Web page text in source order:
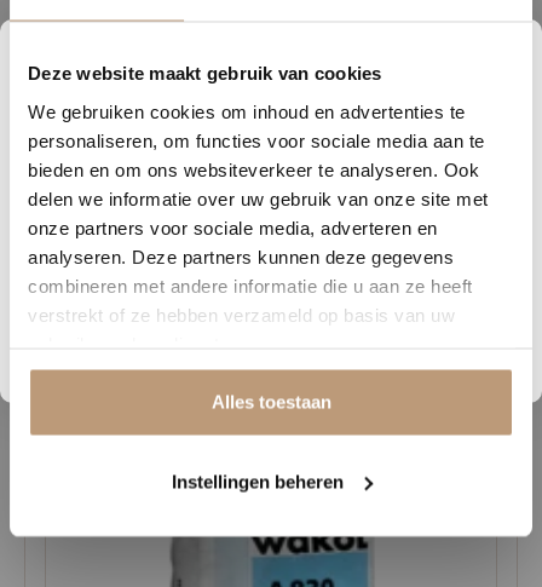
6
DAGEN
19
UREN
37
MINUTEN
54
SECONDEN
Nu tijdelijk 10% korting op
jouw vloer
Vraag snel een offerte aan en bespaar direct.
Bekijk plak PVC vloeren
Deze website maakt gebruik van cookies
We gebruiken cookies om inhoud en advertenties te
personaliseren, om functies voor sociale media aan te
bieden en om ons websiteverkeer te analyseren. Ook
delen we informatie over uw gebruik van onze site met
onze partners voor sociale media, adverteren en
analyseren. Deze partners kunnen deze gegevens
combineren met andere informatie die u aan ze heeft
verstrekt of ze hebben verzameld op basis van uw
Alles toestaan
Instellingen beheren
huizen met kinderen en huisdieren. Bovendien is hij
onderhoudsvriendelijk en geschikt voor vloerverwarming,
waardoor je geniet van zowel comfort als duurzaamheid.
Heb je een voorkeur voor een visgraatpatroon? Bekijk dan ook de
Yup Fulham voor dezelfde luxe houtlook in een klassieke
visgraatstijl. Welke optie je ook kiest, de Fulham vloer voegt altijd
een stijlvolle en natuurlijke uitstraling toe aan jouw interieur.